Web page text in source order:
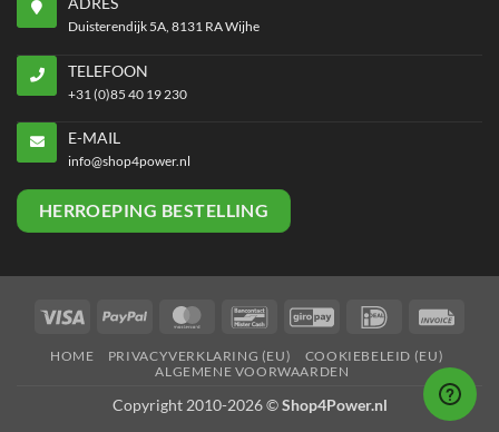
Duisterendijk 5A, 8131 RA Wijhe
TELEFOON
+31 (0)85 40 19 230
E-MAIL
info@shop4power.nl
HERROEPING BESTELLING
Visa PayPal MasterCardBancontactGiroPay IDeal
HOME PRIVACYVERKLARING (EU)
COOKIEBELEID (EU)
ALGEMENE VOORWAARDEN
Copyright 2010-2026 ©Shop4Power.nl